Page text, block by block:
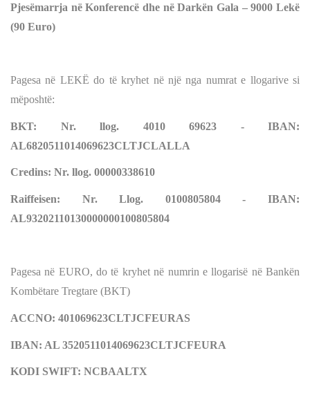
Pjesëmarrja në Konferencë dhe në Darkën Gala – 9000 Lekë
(90 Euro)
Pagesa në LEKË do të kryhet në një nga numrat e llogarive si
mëposhtë:
BKT: Nr. llog. 4010 69623 - IBAN:
AL6820511014069623CLTJCLALLA
Credins: Nr. llog. 00000338610
Raiffeisen: Nr. Llog. 0100805804 - IBAN:
AL93202110130000000100805804
Pagesa në EURO, do të kryhet në numrin e llogarisë në Bankën
Kombëtare Tregtare (BKT)
ACCNO: 401069623CLTJCFEURAS
IBAN: AL 3520511014069623CLTJCFEURA
KODI SWIFT: NCBAALTX